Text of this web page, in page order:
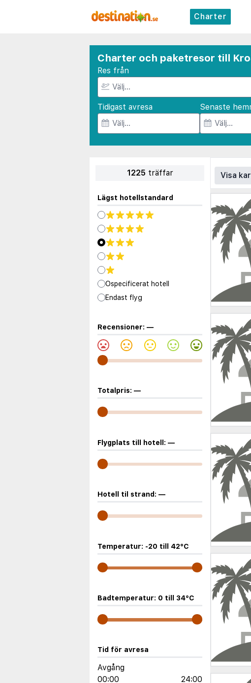
Charter
Charter och paketresor till
Res från
Tidigast avresa Senaste
1225 träffar
Lägst hotellstandard
Ospecificerat hotell
Endast flyg
Recensioner: —
Totalpris: —
Flygplats till hotell: —
Hotell til strand: —
Temperatur: -20 till 42°C
Badtemperatur: 0 till 34°C
Tid för avresa
Avgång
00:00
24:00
Visa